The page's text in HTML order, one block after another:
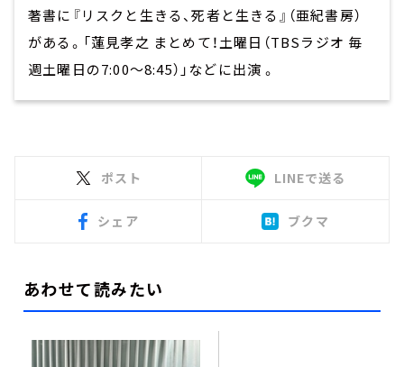
著書に『リスクと生きる、死者と生きる』（亜紀書房）
がある。「蓮見孝之 まとめて！土曜日（TBSラジオ 毎
週土曜日の7:00～8:45）」などに出演 。
ポスト LINEで送る
シェア ブクマ
あわせて読みたい